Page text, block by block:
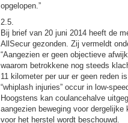
opgelopen.”
2.5.
Bij brief van 20 juni 2014 heeft de
AllSecur gezonden. Zij vermeldt
“Aangezien er geen objectieve
waarom betrokkene nog steeds
11 kilometer per uur er geen reden
“whiplash injuries” occur in low-
Hoogstens kan coulancehalve
aangezien beweging voor
voor het herstel wordt beschouwd.